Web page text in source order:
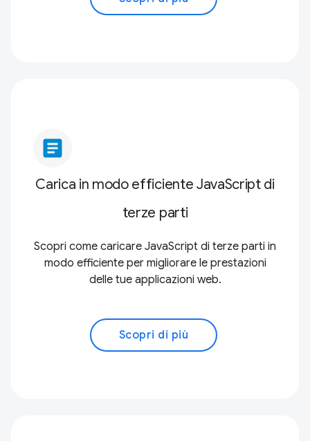
article
Carica in modo efficiente JavaScript di
terze parti
Scopri come caricare JavaScript di terze parti in
modo efficiente per migliorare le prestazioni
delle tue applicazioni web.
Scopri di più